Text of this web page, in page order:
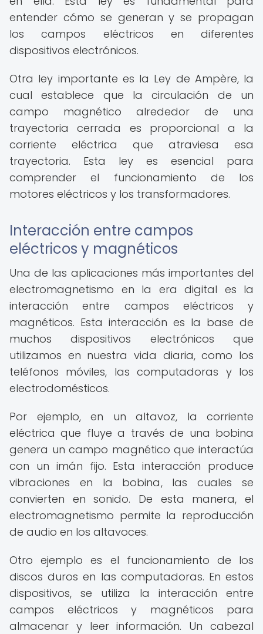
entender cómo se generan y se propagan
los campos eléctricos en diferentes
dispositivos electrónicos.
Otra ley importante es la Ley de Ampère, la
cual establece que la circulación de un
campo magnético alrededor de una
trayectoria cerrada es proporcional a la
corriente eléctrica que atraviesa esa
trayectoria. Esta ley es esencial para
comprender el funcionamiento de los
motores eléctricos y los transformadores.
Interacción entre campos
eléctricos y magnéticos
Una de las aplicaciones más importantes del
electromagnetismo en la era digital es la
interacción entre campos eléctricos y
magnéticos. Esta interacción es la base de
muchos dispositivos electrónicos que
utilizamos en nuestra vida diaria, como los
teléfonos móviles, las computadoras y los
electrodomésticos.
Por ejemplo, en un altavoz, la corriente
eléctrica que fluye a través de una bobina
genera un campo magnético que interactúa
con un imán fijo. Esta interacción produce
vibraciones en la bobina, las cuales se
convierten en sonido. De esta manera, el
electromagnetismo permite la reproducción
de audio en los altavoces.
Otro ejemplo es el funcionamiento de los
discos duros en las computadoras. En estos
dispositivos, se utiliza la interacción entre
campos eléctricos y magnéticos para
almacenar y leer información. Un cabezal